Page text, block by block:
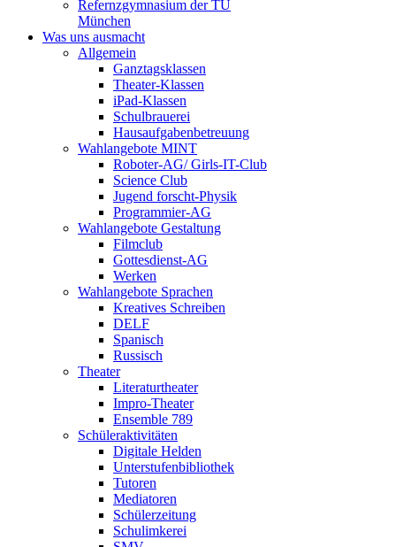
Refernzgymnasium der TU
München
Was uns ausmacht
Allgemein
Ganztagsklassen
Theater-Klassen
iPad-Klassen
Schulbrauerei
Hausaufgabenbetreuung
Wahlangebote MINT
Roboter-AG/ Girls-IT-Club
Science Club
Jugend forscht-Physik
Programmier-AG
Wahlangebote Gestaltung
Filmclub
Gottesdienst-AG
Werken
Wahlangebote Sprachen
Kreatives Schreiben
DELF
Spanisch
Russisch
Theater
Literaturtheater
Impro-Theater
Ensemble 789
Schüleraktivitäten
Digitale Helden
Unterstufenbibliothek
Tutoren
Mediatoren
Schülerzeitung
Schulimkerei